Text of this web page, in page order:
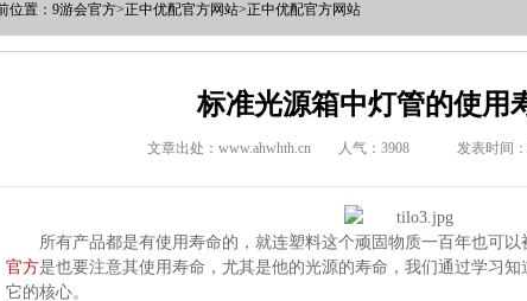
位置： 9游会官方>正中优配官方网站>正中优配官方网站
标准光源箱中灯管的使用
文章出处：www.ahwhth.cn 人气： 3908 发表时间
所有产品都是有使用寿命的，就连塑料这个顽固物质一百年也可以
官方是也要注意其使用寿命，尤其是他的光源的寿命，我们通过学习
它的核心。